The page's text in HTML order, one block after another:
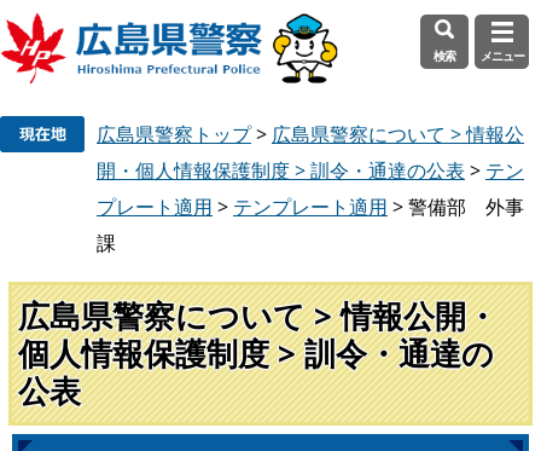
で
す
。
ば
し
て
本
文
へ
検索 メニュー
広島県警察トップ> 広島県警察について > 情報公
開・個人情報保護制度 > 訓令・通達の公表 > テン
プレート適用 > テンプレート適用 >警備部 外事
課
広島県警察について > 情報公開・
個人情報保護制度 > 訓令・通達の
公表